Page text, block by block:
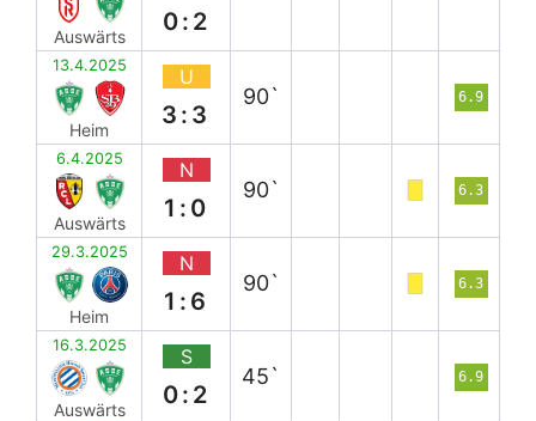
Auswärts
0:2
13.4.2025
Heim
U
3:3
90` 6.9
6.4.2025
Auswärts
N
1:0
90` 6.3
29.3.2025
Heim
N
1:6
90` 6.3
16.3.2025
Auswärts
S
0:2
45` 6.9